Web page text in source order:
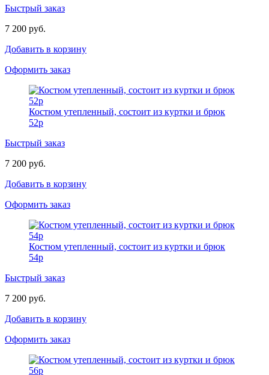
Быстрый заказ
7 200 руб.
Добавить в корзину
Оформить заказ
Костюм утепленный, состоит из куртки и брюк
52р
Быстрый заказ
7 200 руб.
Добавить в корзину
Оформить заказ
Костюм утепленный, состоит из куртки и брюк
54р
Быстрый заказ
7 200 руб.
Добавить в корзину
Оформить заказ